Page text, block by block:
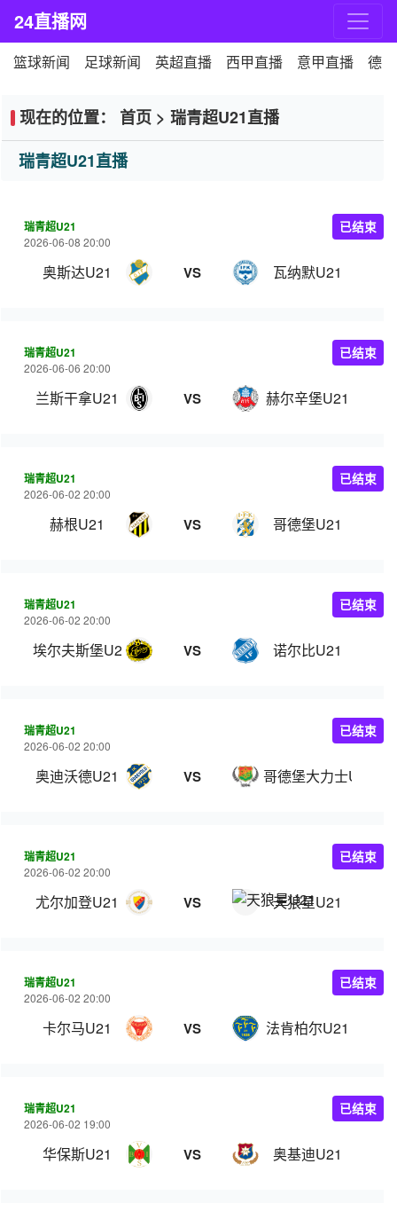
24直播网
篮球新闻 足球新闻 英超直播 西甲直播 意甲直播 德
现在的位置： 首页 > 瑞青超U21直播
瑞青超U21直播
瑞青超U21
2026-06-08 20:00
奥斯达U21 VS 瓦纳默U21
已结束
瑞青超U21
2026-06-06 20:00
兰斯干拿U21 VS 赫尔辛堡U21
已结束
瑞青超U21
2026-06-02 20:00
赫根U21 VS 哥德堡U21
已结束
瑞青超U21
2026-06-02 20:00
埃尔夫斯堡U21 VS 诺尔比U21
已结束
瑞青超U21
2026-06-02 20:00
奥迪沃德U21 VS 哥德堡大力士U21
已结束
瑞青超U21
2026-06-02 20:00
尤尔加登U21 VS 天狼星U21
已结束
瑞青超U21
2026-06-02 20:00
卡尔马U21 VS 法肯柏尔U21
已结束
瑞青超U21
2026-06-02 19:00
华保斯U21 VS 奥基迪U21
已结束